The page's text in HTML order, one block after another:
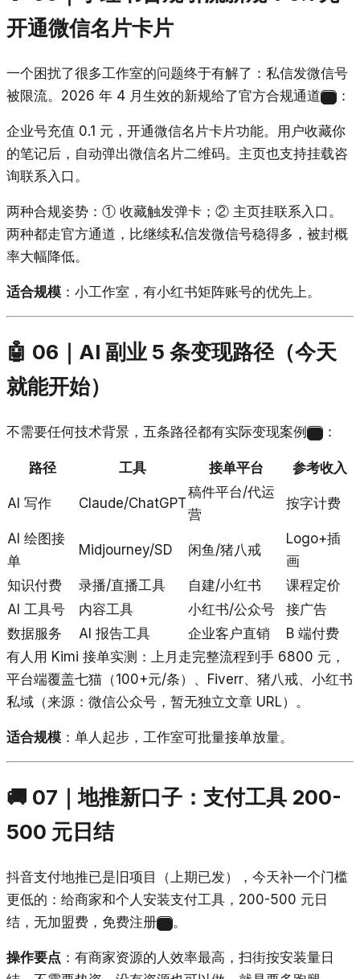
开通微信名片卡片
一个困扰了很多工作室的问题终于有解了：私信发微信号
被限流。2026 年 4 月生效的新规给了官方合规通道
：
企业号充值 0.1 元，开通微信名片卡片功能。用户收藏你
的笔记后，自动弹出微信名片二维码。主页也支持挂载咨
询联系入口。
两种合规姿势：① 收藏触发弹卡；② 主页挂联系入口。
两种都走官方通道，比继续私信发微信号稳得多，被封概
率大幅降低。
适合规模 ：小工作室，有小红书矩阵账号的优先上。
🤖 06｜AI 副业 5 条变现路径（今天
就能开始）
不需要任何技术背景，五条路径都有实际变现案例 ：
路径 工具 接单平台 参考收入
AI 写作 Claude/ChatGPT
稿件平台/代运
营
按字计费
AI 绘图接
单
Midjourney/SD 闲鱼/猪八戒
Logo+插
画
知识付费
录播/直播工具 自建/小红书
课程定价
AI 工具号
内容工具 小红书/公众号
接广告
数据服务
AI 报告工具 企业客户直销
B 端付费
有人用 Kimi 接单实测：上月走完整流程到手 6800 元，
平台端覆盖七猫（100+元/条）、Fiverr、猪八戒、小红书
私域（来源：微信公众号，暂无独立文章 URL）。
适合规模 ：单人起步，工作室可批量接单放量。
🚚 07｜地推新口子：支付工具 200-
500 元日结
抖音支付地推已是旧项目（上期已发），今天补一个门槛
更低的：给商家和个人安装支付工具，200-500 元日
结，无加盟费，免费注册
。
操作要点 ：有商家资源的人效率最高，扫街按安装量日